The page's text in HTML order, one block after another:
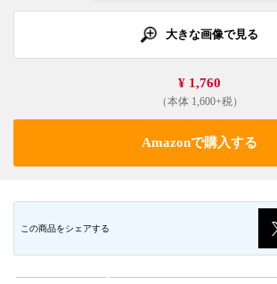
大きな画像で見る
¥ 1,760
（本体 1,600+税）
Amazonで購入する
この商品をシェアする